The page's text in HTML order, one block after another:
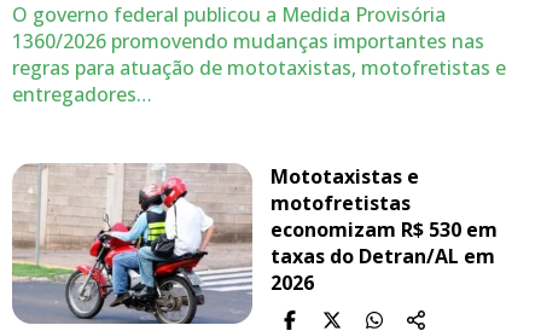
O governo federal publicou a Medida Provisória
1360/2026 promovendo mudanças importantes nas
regras para atuação de mototaxistas, motofretistas e
entregadores…
Mototaxistas e
motofretistas
economizam R$ 530 em
taxas do Detran/AL em
2026